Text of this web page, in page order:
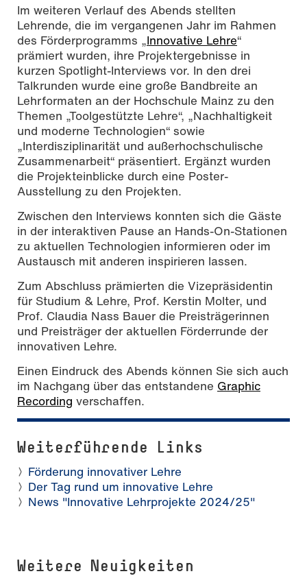
Im weiteren Verlauf des Abends stellten
Lehrende, die im vergangenen Jahr im Rahmen
des Förderprogramms „Innovative Lehre“
prämiert wurden, ihre Projektergebnisse in
kurzen Spotlight-Interviews vor. In den drei
Talkrunden wurde eine große Bandbreite an
Lehrformaten an der Hochschule Mainz zu den
Themen „Toolgestützte Lehre“, „Nachhaltigkeit
und moderne Technologien“ sowie
„Interdisziplinarität und außerhochschulische
Zusammenarbeit“ präsentiert. Ergänzt wurden
die Projekteinblicke durch eine Poster-
Ausstellung zu den Projekten.
Zwischen den Interviews konnten sich die Gäste
in der interaktiven Pause an Hands-On-Stationen
zu aktuellen Technologien informieren oder im
Austausch mit anderen inspirieren lassen.
Zum Abschluss prämierten die Vizepräsidentin
für Studium & Lehre, Prof. Kerstin Molter, und
Prof. Claudia Nass Bauer die Preisträgerinnen
und Preisträger der aktuellen Förderrunde der
innovativen Lehre.
Einen Eindruck des Abends können Sie sich auch
im Nachgang über das entstandene Graphic
Recording verschaffen.
Weiterführende Links
Förderung innovativer Lehre
Der Tag rund um innovative Lehre
News "Innovative Lehrprojekte 2024/25"
Weitere Neuigkeiten